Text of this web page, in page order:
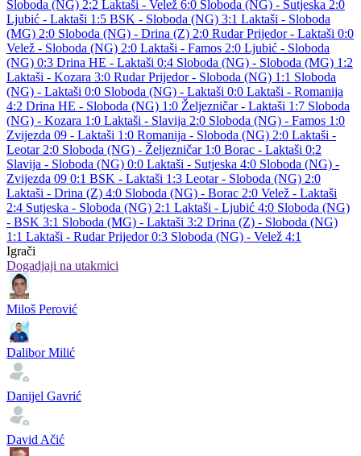
Sloboda (NG) 2:2 Laktaši - Velež 6:0 Sloboda (NG) - Sutjeska 2:0
Ljubić - Laktaši 1:5 BSK - Sloboda (NG) 3:1 Laktaši - Sloboda
(MG) 2:0 Sloboda (NG) - Drina (Z) 2:0 Rudar Prijedor - Laktaši 0:0
Velež - Sloboda (NG) 2:0 Laktaši - Famos 2:0 Ljubić - Sloboda
(NG) 0:3 Drina HE - Laktaši 0:4 Sloboda (NG) - Sloboda (MG) 1:2
Laktaši - Kozara 3:0 Rudar Prijedor - Sloboda (NG) 1:1 Sloboda
(NG) - Laktaši 0:0 Sloboda (NG) - Laktaši 0:0 Laktaši - Romanija
4:2 Drina HE - Sloboda (NG) 1:0 Željezničar - Laktaši 1:7 Sloboda
(NG) - Kozara 1:0 Laktaši - Slavija 2:0 Sloboda (NG) - Famos 1:0
Zvijezda 09 - Laktaši 1:0 Romanija - Sloboda (NG) 2:0 Laktaši -
Leotar 2:0 Sloboda (NG) - Željezničar 1:0 Borac - Laktaši 0:2
Slavija - Sloboda (NG) 0:0 Laktaši - Sutjeska 4:0 Sloboda (NG) -
Zvijezda 09 0:1 BSK - Laktaši 1:3 Leotar - Sloboda (NG) 2:0
Laktaši - Drina (Z) 4:0 Sloboda (NG) - Borac 2:0 Velež - Laktaši
2:4 Sutjeska - Sloboda (NG) 2:1 Laktaši - Ljubić 4:0 Sloboda (NG)
- BSK 3:1 Sloboda (MG) - Laktaši 3:2 Drina (Z) - Sloboda (NG)
1:1 Laktaši - Rudar Prijedor 0:3 Sloboda (NG) - Velež 4:1
Igrači
Dogadjaji na utakmici
Miloš Perović
Dalibor Milić
Danijel Gavrić
David Ačić